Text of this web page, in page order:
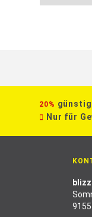
20%
Nur für